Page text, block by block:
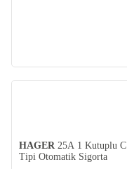
HAGER 25A 1 Kutuplu C
Tipi Otomatik Sigorta